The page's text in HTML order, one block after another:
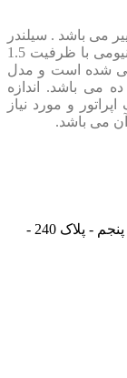
تا 50 لیتر قابل تغییر می باشد . سیلندر
از جنس آلومینیومی با ظرفیت 1.5
حدود 110 لیتر طراحی شده است و مدل
می باشد. اندازه
و مورد نیاز
آن می باشد.
تهران - خیابان پاسداران - خیابان گلستان پنجم - پلاک 240 -